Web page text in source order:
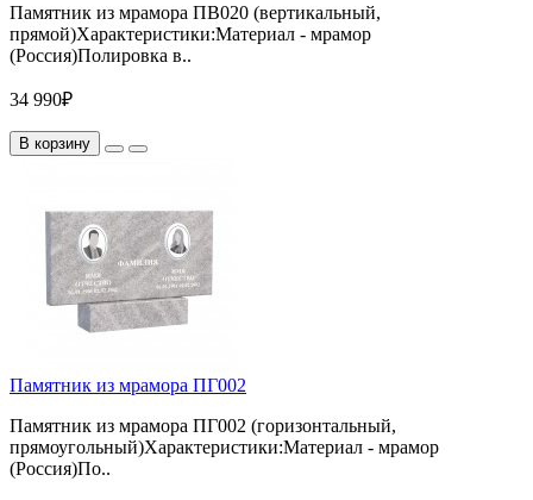
Памятник из мрамора ПВ020 (вертикальный,
прямой)Характеристики:Материал - мрамор
(Россия)Полировка в..
34 990₽
В корзину
Памятник из мрамора ПГ002
Памятник из мрамора ПГ002 (горизонтальный,
прямоугольный)Характеристики:Материал - мрамор
(Россия)По..